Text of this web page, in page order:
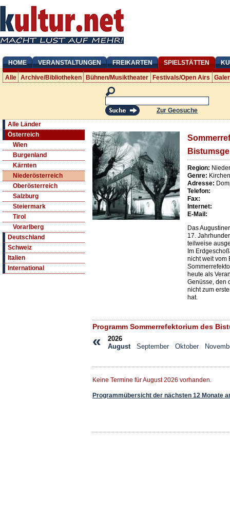
HOME VERANSTALTUNGEN FREIKARTEN SPIELSTÄTTEN
Alle Archive/Bibliotheken Bühnen/Musiktheater Festivals/Open Airs
Zur Geosuche
Alle Länder
Österreich
Wien
Burgenland
Kärnten
Niederösterreich
Oberösterreich
Salzburg
Steiermark
Tirol
Vorarlberg
Deutschland
Schweiz
Italien
International
Region:
Genre: Kirchen
Adresse:
Telefon:
Fax:
Internet:
E-Mail:
Das
17.
teilweise
Im
nicht weit vom
heute als
Genüsse, den
nicht zum
hat.
Programm Sommerrefektorium des
«
2026
August
September Oktober
Keine Termine für August 2026 vorhanden.
Programmübersicht der nächsten 12 Monate